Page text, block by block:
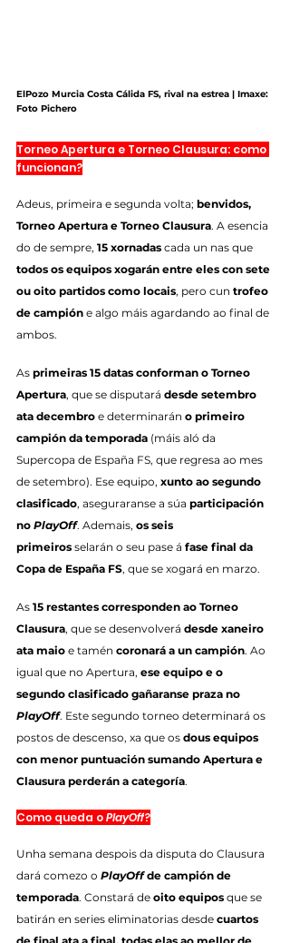
ElPozo Murcia Costa Cálida FS, rival na estrea | Imaxe:
Foto Pichero
Torneo Apertura e Torneo Clausura: como
funcionan?
Adeus, primeira e segunda volta; benvidos,
Torneo Apertura e Torneo Clausura. A esencia
do de sempre, 15 xornadas cada un nas que
todos os equipos xogarán entre eles con sete
ou oito partidos como locais, pero cun trofeo
de campión e algo máis agardando ao final de
ambos.
As primeiras 15 datas conforman o Torneo
Apertura, que se disputará desde setembro
ata decembro e determinarán o primeiro
campión da temporada (máis aló da
Supercopa de España FS, que regresa ao mes
de setembro). Ese equipo, xunto ao segundo
clasificado, aseguraranse a súa participación
no PlayOff. Ademais, os seis
primeiros selarán o seu pase á fase final da
Copa de España FS, que se xogará en marzo.
As 15 restantes corresponden ao Torneo
Clausura, que se desenvolverá desde xaneiro
ata maio e tamén coronará a un campión. Ao
igual que no Apertura, ese equipo e o
segundo clasificado gañaranse praza no
PlayOff. Este segundo torneo determinará os
postos de descenso, xa que os dous equipos
con menor puntuación sumando Apertura e
Clausura perderán a categoría.
Como queda o PlayOff?
Unha semana despois da disputa do Clausura
dará comezo o PlayOff de campión de
temporada. Constará de oito equipos que se
batirán en series eliminatorias desde cuartos